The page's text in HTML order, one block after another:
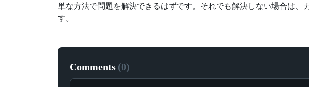
単な方法で問題を解決できるはずです。それでも解決しない場合は
す。
Comments (0)